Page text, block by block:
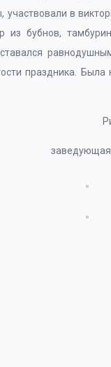
в
бубнов,
праздника. Была
заведующая